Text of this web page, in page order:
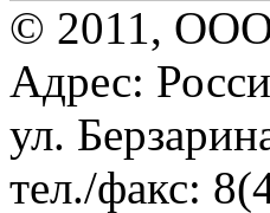
© 2011,
Адрес:
ул.
тел./факс: